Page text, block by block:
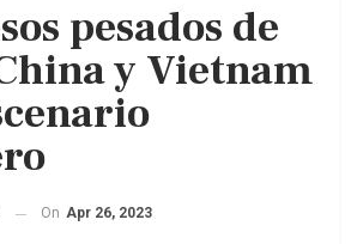
pesados de
y Vietnam
On Apr 26, 2023